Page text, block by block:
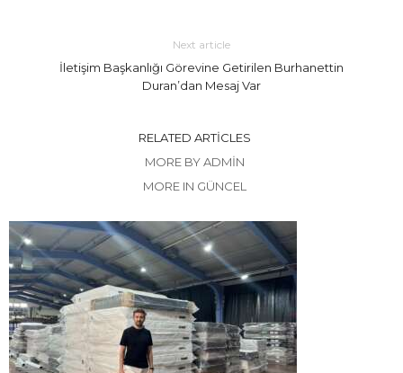
Next article
İletişim Başkanlığı Görevine Getirilen Burhanettin
Duran’dan Mesaj Var
RELATED ARTICLES
MORE BY ADMIN
MORE IN GÜNCEL